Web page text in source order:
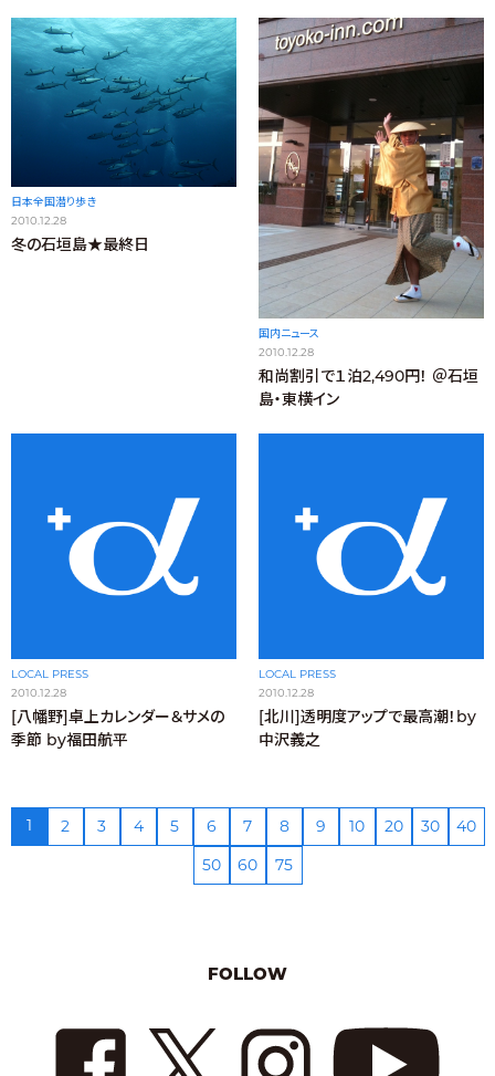
日本全国潜り歩き
2010.12.28
冬の石垣島★最終日
国内ニュース
2010.12.28
和尚割引で１泊2,490円！ ＠石垣
島・東横イン
LOCAL PRESS
2010.12.28
[八幡野]卓上カレンダー＆サメの
季節 by福田航平
LOCAL PRESS
2010.12.28
[北川]透明度アップで最高潮！by
中沢義之
1 2 3 4 5 6 7 8 9 10 20 30
40
50
60 75
FOLLOW